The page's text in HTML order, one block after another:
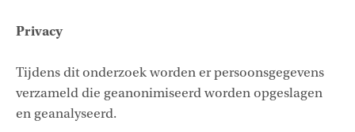
Privacy
Tijdens dit onderzoek worden er persoonsgegevens
verzameld die geanonimiseerd worden opgeslagen
en geanalyseerd.